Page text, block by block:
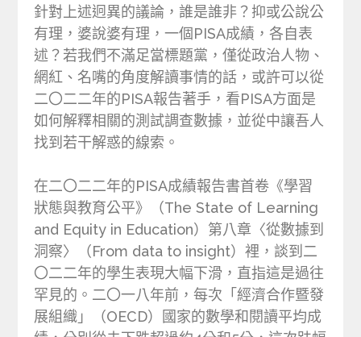
針對上述迥異的議論，誰是誰非？抑或公說公
有理，婆說婆有理，一個PISA成績，各自表
述？若我們不滿足當標題黨，僅從政治人物、
網紅、名嘴的角度解讀事情的話，或許可以從
二〇二二年的PISA報告著手，看PISA方面是
如何解釋相關的測試調查數據，並從中讓吾人
找到若干解惑的線索。
在二〇二二年的PISA成績報告書首卷《學習
狀態與教育公平》（The State of Learning
and Equity in Education）第八章〈從數據到
洞察〉（From data to insight）裡，談到二
〇二二年的學生表現大幅下滑，直指這是過往
罕見的。二〇一八年前，每次「經濟合作暨發
展組織」（OECD）國家的數學和閱讀平均成